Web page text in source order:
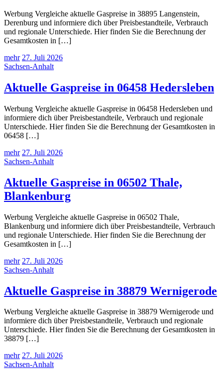
Werbung Vergleiche aktuelle Gaspreise in 38895 Langenstein,
Derenburg und informiere dich über Preisbestandteile, Verbrauch
und regionale Unterschiede. Hier finden Sie die Berechnung der
Gesamtkosten in […]
mehr 27. Juli 2026
Sachsen-Anhalt
Aktuelle Gaspreise in 06458 Hedersleben
Werbung Vergleiche aktuelle Gaspreise in 06458 Hedersleben und
informiere dich über Preisbestandteile, Verbrauch und regionale
Unterschiede. Hier finden Sie die Berechnung der Gesamtkosten in
06458 […]
mehr 27. Juli 2026
Sachsen-Anhalt
Aktuelle Gaspreise in 06502 Thale,
Blankenburg
Werbung Vergleiche aktuelle Gaspreise in 06502 Thale,
Blankenburg und informiere dich über Preisbestandteile, Verbrauch
und regionale Unterschiede. Hier finden Sie die Berechnung der
Gesamtkosten in […]
mehr 27. Juli 2026
Sachsen-Anhalt
Aktuelle Gaspreise in 38879 Wernigerode
Werbung Vergleiche aktuelle Gaspreise in 38879 Wernigerode und
informiere dich über Preisbestandteile, Verbrauch und regionale
Unterschiede. Hier finden Sie die Berechnung der Gesamtkosten in
38879 […]
mehr 27. Juli 2026
Sachsen-Anhalt